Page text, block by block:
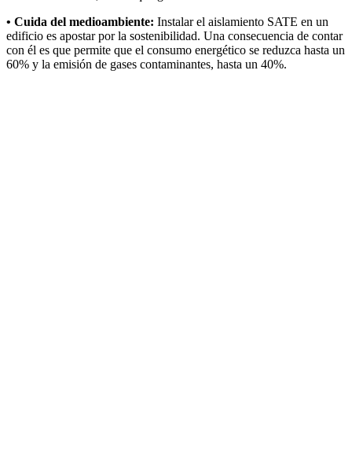
• Cuida del medioambiente: Instalar el aislamiento SATE en un
edificio es apostar por la sostenibilidad. Una consecuencia de contar
con él es que permite que el consumo energético se reduzca hasta un
60% y la emisión de gases contaminantes, hasta un 40%.